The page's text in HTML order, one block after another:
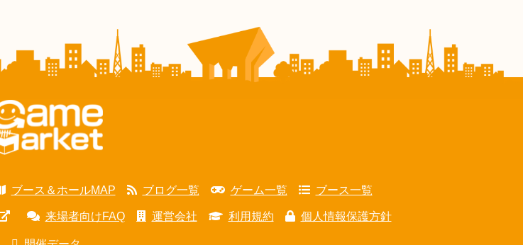
ブース＆ホールMAP ブログ一覧 ゲーム一覧 ブース一覧
来場者向けFAQ 運営会社 利用規約 個人情報保護方針